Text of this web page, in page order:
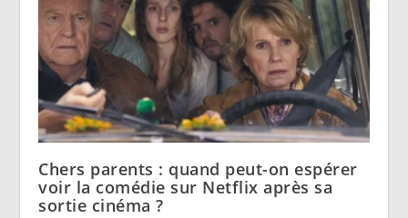
Chers parents : quand peut-on espérer
voir la comédie sur Netflix après sa
sortie cinéma ?